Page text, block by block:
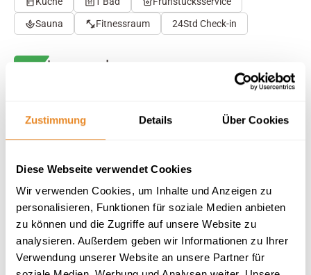
Zustimmung Details Über Cookies
Diese Webseite verwendet Cookies
Wir verwenden Cookies, um Inhalte und Anzeigen zu
personalisieren, Funktionen für soziale Medien anbieten
zu können und die Zugriffe auf unsere Website zu
analysieren. Außerdem geben wir Informationen zu Ihrer
Verwendung unserer Website an unsere Partner für
Sauna
Fitnessraum 24Std Check-in
Herausragend
Auf die Merkliste
Ausstattung
25 Bewertungen